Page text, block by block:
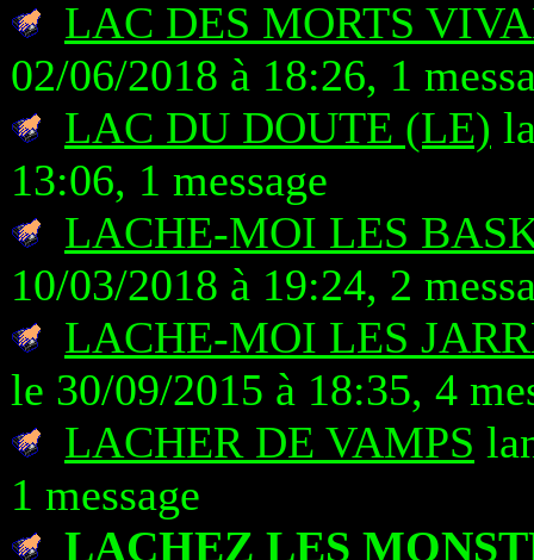
LAC DES MORTS
02/06/2018 à 18:26, 1
LAC DU DOUTE (LE)
13:06, 1 message
LACHE-MOI LES
10/03/2018 à 19:24, 2
LACHE-MOI LES
le 30/09/2015 à 18:35, 4
LACHER DE VAMPS
1 message
LACHEZ LES